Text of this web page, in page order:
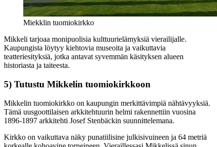
Miekklin tuomiokirkko
Mikkeli tarjoaa monipuolisia kulttuurielämyksiä vierailijalle.
Kaupungista löytyy kiehtovia museoita ja vaikuttavia
teatteriesityksiä, jotka antavat syvemmän käsityksen alueen
historiasta ja taiteesta.
5) Tutustu Mikkelin tuomiokirkkoon
Mikkelin tuomiokirkko on kaupungin merkittävimpiä nähtävyyksiä.
Tämä uusgoottilaisen arkkitehtuurin helmi rakennettiin vuosina
1896-1897 arkkitehti Josef Stenbäckin suunnittelemana.
Kirkko on vaikuttava näky punatiilisine julkisivuineen ja 64 metriä